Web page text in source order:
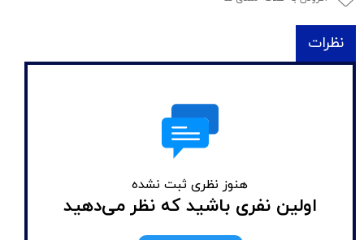
نظرات
هنوز نظری ثبت نشده
اولین نفری باشید که نظر می‌دهید